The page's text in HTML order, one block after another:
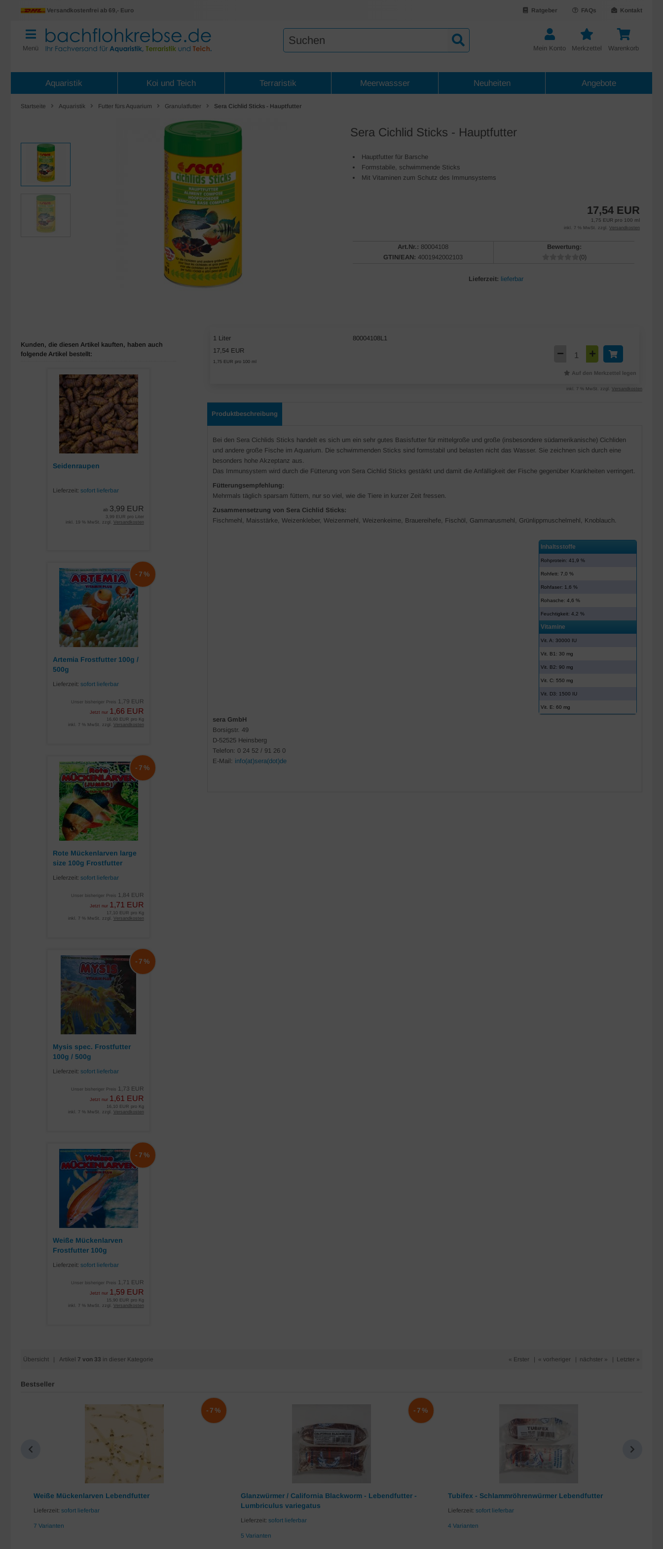
Kontakt
FAQs
Ratgeber
Versandkostenfrei ab 69,- Euro
Menü Warenkorb
Merkzettel
Mein Konto
Aquaristik Koi und Teich Terraristik Meerwassser Neuheiten Angebote
Startseite Aquaristik Futter fürs Aquarium Granulatfutter Sera Cichlid Sticks - Hauptfutter
Sera Cichlid Sticks - Hauptfutter
Hauptfutter für Barsche
Formstabile, schwimmende Sticks
Mit Vitaminen zum Schutz des Immunsystems
17,54 EUR
1,75 EUR pro 100 ml
inkl. 7 % MwSt. zzgl. Versandkosten
Art.Nr.: 80004108
GTIN/EAN: 4001942002103
Bewertung:
(0)
Lieferzeit: lieferbar
1 Liter
80004108L1
17,54 EUR
1,75 EUR pro 100 ml
Auf den Merkzettel legen
inkl. 7 % MwSt. zzgl. Versandkosten
Produktbeschreibung
Bei den Sera Cichlids Sticks handelt es sich um ein sehr gutes Basisfutter für mittelgroße und große (insbesondere südamerikanische) Cichliden
und andere große Fische im Aquarium. Die schwimmenden Sticks sind formstabil und belasten nicht das Wasser. Sie zeichnen sich durch eine
besonders hohe Akzeptanz aus.
Das Immunsystem wird durch die Fütterung von Sera Cichlid Sticks gestärkt und damit die Anfälligkeit der Fische gegenüber Krankheiten verringert.
Fütterungsempfehlung:
Mehrmals täglich sparsam füttern, nur so viel, wie die Tiere in kurzer Zeit fressen.
Zusammensetzung von Sera Cichlid Sticks:
Fischmehl, Maisstärke, Weizenkleber, Weizenmehl, Weizenkeime, Brauereihefe, Fischöl, Gammarusmehl, Grünlippmuschelmehl, Knoblauch.
Inhaltsstoffe
Rohprotein: 41,9 %
Rohfett: 7,0 %
Rohfaser: 1,6 %
Rohasche: 4,6 %
Feuchtigkeit: 4,2 %
Vitamine
Vit. A: 30000 IU
Vit. B1: 30 mg
Vit. B2: 90 mg
Vit. C: 550 mg
Vit. D3: 1500 IU
Vit. E: 60 mg
sera GmbH
Borsigstr. 49
D-52525 Heinsberg
Telefon: 0 24 52 / 91 26 0
E-Mail: info(at)sera(dot)de
Kunden, die diesen Artikel kauften, haben auch
folgende Artikel bestellt:
Seidenraupen
Lieferzeit:sofort lieferbar
ab 3,99 EUR
3,99 EUR pro Liter
inkl. 19 % MwSt. zzgl. Versandkosten
Artemia Frostfutter 100g /
500g
Lieferzeit:sofort lieferbar
Unser bisheriger Preis 1,79 EUR
Jetzt nur 1,66 EUR
-7%
16,60 EUR pro Kg
inkl. 7 % MwSt. zzgl. Versandkosten
Rote Mückenlarven large
size 100g Frostfutter
Lieferzeit:sofort lieferbar
Unser bisheriger Preis 1,84 EUR
Jetzt nur 1,71 EUR
-7%
17,10 EUR pro Kg
inkl. 7 % MwSt. zzgl. Versandkosten
Mysis spec. Frostfutter
100g / 500g
Lieferzeit:sofort lieferbar
Unser bisheriger Preis 1,73 EUR
Jetzt nur 1,61 EUR
-7%
16,10 EUR pro Kg
inkl. 7 % MwSt. zzgl. Versandkosten
Weiße Mückenlarven
Frostfutter 100g
Lieferzeit:sofort lieferbar
Unser bisheriger Preis 1,71 EUR
Jetzt nur 1,59 EUR
-7%
15,90 EUR pro Kg
inkl. 7 % MwSt. zzgl. Versandkosten
Übersicht | Artikel 7 von 33 in dieser Kategorie « Erster « vorheriger nächster » Letzter »
Bestseller
Weiße Mückenlarven Lebendfutter
Lieferzeit: sofort lieferbar
7 Varianten
-7%
Glanzwürmer / California Blackworm - Lebendfutter -
Lumbriculus variegatus
Lieferzeit: sofort lieferbar
5 Varianten
-7%
Tubifex - Schlammröhrenwürmer Lebendfutter
Lieferzeit: sofort lieferbar
4 Varianten